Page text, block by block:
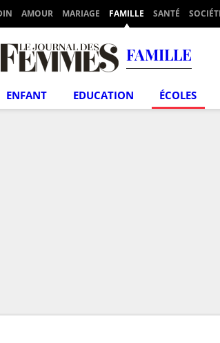
AMOUR MARIAGE FAMILLE SANTÉ
FAMILLE
ENFANT EDUCATION ÉCOLES